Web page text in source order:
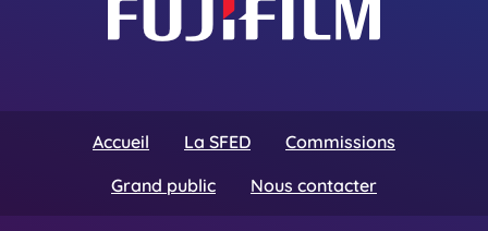
Accueil La SFED
Commissions
Grand public
Nous contacter